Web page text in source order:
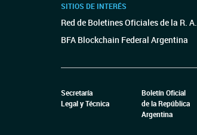
SITIOS DE INTERÉS
Red de Boletines Oficiales de la R. A.
BFA Blockchain Federal Argentina
Secretaría
Legal y Técnica
Boletín Oficial
de la República
Argentina